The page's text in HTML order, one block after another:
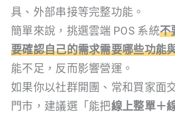
具、外部串接等完整功能。
簡單來說，挑選雲端 POS 系統不
要確認自己的需求需要哪些功能
能不足，反而影響營運。
如果你以社群開團、常和買家面
門市，建議選「能把線上整單＋